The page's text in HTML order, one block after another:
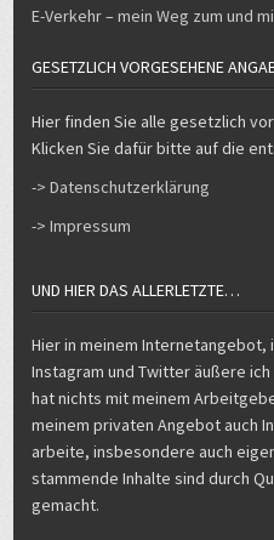
E-Verkehr – mein Weg zum und
GESETZLICH VORGESEHENE
Hier finden Sie alle gesetzlich
Klicken Sie dafür bitte auf die
-> Datenschutzerklärung
-> Impressum
UND HIER DAS ALLERLETZTE…
Hier in meinem Internetangebot,
Instagram und Twitter äußere
hat nichts mit meinem
meinem privaten Angebot auch
arbeite, insbesondere auch
stammende Inhalte sind durch
gemacht.